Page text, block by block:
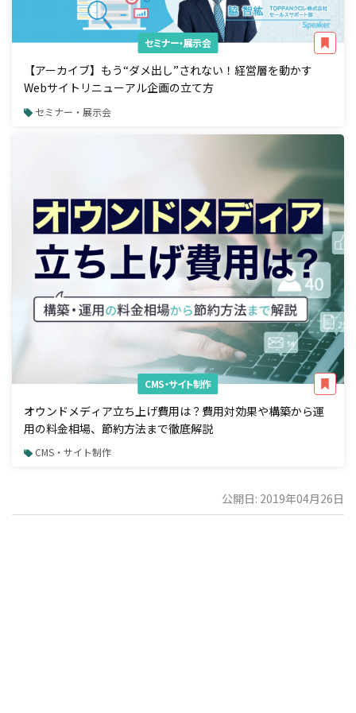
セミナー・展示会
【アーカイブ】もう“ダメ出し”されない！経営層を動かす
Webサイトリニューアル企画の立て方
セミナー・展示会
CMS・サイト制作
オウンドメディア立ち上げ費用は？費用対効果や構築から運
用の料金相場、節約方法まで徹底解説
CMS・サイト制作
公開日: 2019年04月26日